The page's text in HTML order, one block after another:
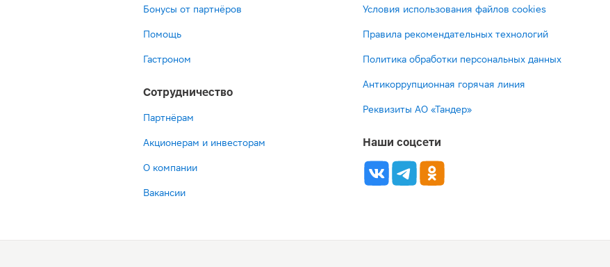
Бонусы от партнёров
Помощь
Гастроном
Сотрудничество
Партнёрам
Акционерам и инвесторам
О компании
Вакансии
Условия использования файлов cookies
Правила рекомендательных технологий
Политика обработки персональных данных
Антикоррупционная горячая линия
Реквизиты АО «Тандер»
Наши соцсети